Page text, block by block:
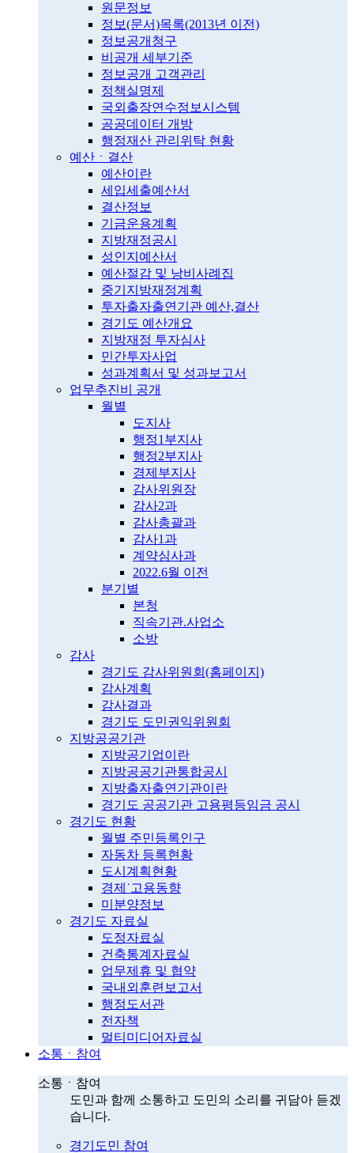
원문정보
정보(문서)목록(2013년 이전)
정보공개청구
비공개 세부기준
정보공개 고객관리
정책실명제
국외출장연수정보시스템
공공데이터 개방
행정재산 관리위탁 현황
예산ㆍ결산
예산이란
세입세출예산서
결산정보
기금운용계획
지방재정공시
성인지예산서
예산절감 및 낭비사례집
중기지방재정계획
투자출자출연기관 예산,결산
경기도 예산개요
지방재정 투자심사
민간투자사업
성과계획서 및 성과보고서
업무추진비 공개
월별
도지사
행정1부지사
행정2부지사
경제부지사
감사위원장
감사2과
감사총괄과
감사1과
계약심사과
2022.6월 이전
분기별
본청
직속기관.사업소
소방
감사
경기도 감사위원회(홈페이지)
감사계획
감사결과
경기도 도민권익위원회
지방공공기관
지방공기업이란
지방공공기관통합공시
지방출자출연기관이란
경기도 공공기관 고용평등임금 공시
경기도 현황
월별 주민등록인구
자동차 등록현황
도시계획현황
경제˙고용동향
미분양정보
경기도 자료실
도정자료실
건축통계자료실
업무제휴 및 협약
국내외훈련보고서
행정도서관
전자책
멀티미디어자료실
소통ㆍ참여
소통ㆍ참여
도민과 함께 소통하고 도민의 소리를 귀담아 듣겠
습니다.
경기도민 참여